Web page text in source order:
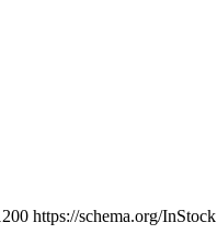
https://schema.org/InStock